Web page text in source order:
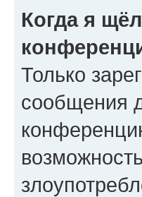
Когда я
Только
сообщения